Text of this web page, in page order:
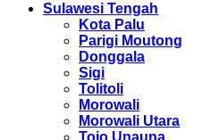
Sulawesi Tengah
Kota Palu
Parigi Moutong
Donggala
Sigi
Tolitoli
Morowali
Morowali Utara
Tojo Unauna